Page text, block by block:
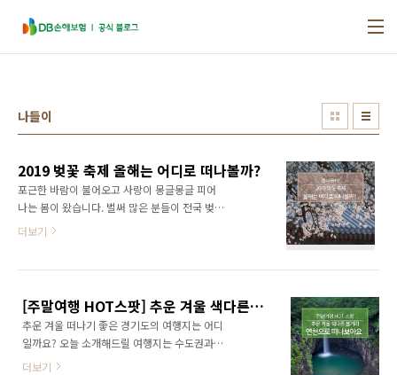
나들이
2019 벚꽃 축제 올해는 어디로 떠나볼까?
포근한 바람이 불어오고 사랑이 몽글몽글 피어
나는 봄이 왔습니다. 벌써 많은 분들이 전국 벚꽃
개화 시기에 관심을 보이고 있는데요. 핑크빛 꽃
(4/5~4/11) (▲ 출처 : 네이버 지식백과) 봄 하
면 가장 먼저 떠오르는 이곳! 넓게 트인 한강을
배경으로 한 영등포 여의도 봄꽃축제가 4월 11
일까지 열립니다. 제주도가 원산지라고 알려진
더보기
[주말여행 HOT스팟] 추운 겨울 색다른 볼거리! 연천으로 떠나보아요
추운 겨울 떠나기 좋은 경기도의 여행지는 어디
일까요? 오늘 소개해드릴 여행지는 수도권과도
가까운 경기도의 ‘연천’입니다. 추운 날씨에도 이
더보기